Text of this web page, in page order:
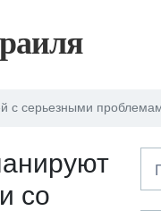
с серьезными
со